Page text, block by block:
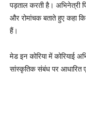
पड़ताल करती है। अभिनेत्री
और रोमांचक बताते हुए कहा
हैं।
मेड इन कोरिया में कोरियाई
सांस्कृतिक संबंध पर आधारित